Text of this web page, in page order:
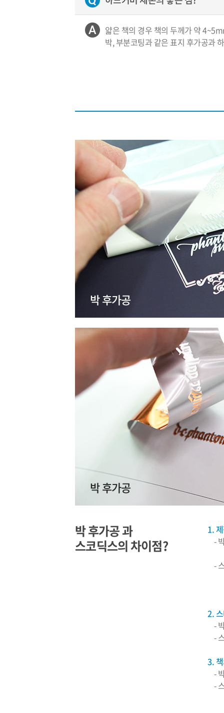
얇은 책의 경우 책의 두께가 약
박, 부분코팅과 같은 표지 후가공과
박 후가공
박 후가공
박 후가공 과
스코딕스의 차이점?
1.
-
-
2.
-
-
3.
-
-